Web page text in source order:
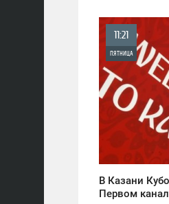
11:21
ПЯТНИЦА
0
1 030
В Казани
Первом